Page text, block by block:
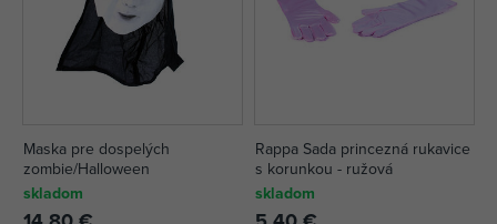
Maska pre dospelých
zombie/Halloween
skladom
Rappa Sada princezná rukavice
s korunkou - ružová
skladom